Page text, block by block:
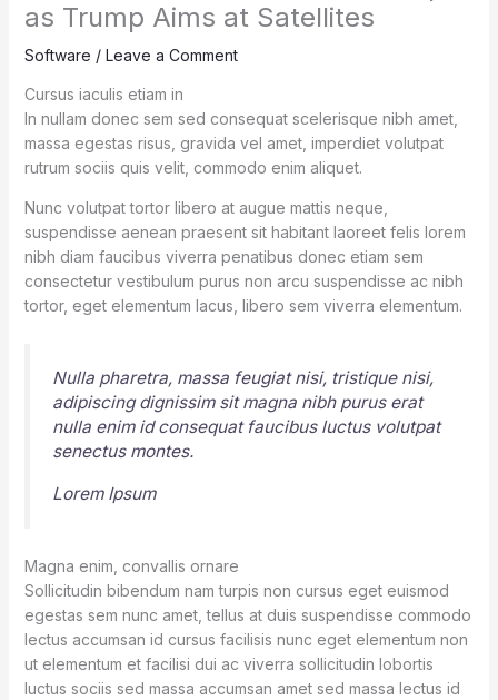
as Trump Aims at Satellites
Software / Leave a Comment
Cursus iaculis etiam in
In nullam donec sem sed consequat scelerisque nibh amet,
massa egestas risus, gravida vel amet, imperdiet volutpat
rutrum sociis quis velit, commodo enim aliquet.
Nunc volutpat tortor libero at augue mattis neque,
suspendisse aenean praesent sit habitant laoreet felis lorem
nibh diam faucibus viverra penatibus donec etiam sem
consectetur vestibulum purus non arcu suspendisse ac nibh
tortor, eget elementum lacus, libero sem viverra elementum.
Nulla pharetra, massa feugiat nisi, tristique nisi,
adipiscing dignissim sit magna nibh purus erat
nulla enim id consequat faucibus luctus volutpat
senectus montes.
Lorem Ipsum
Magna enim, convallis ornare
Sollicitudin bibendum nam turpis non cursus eget euismod
egestas sem nunc amet, tellus at duis suspendisse commodo
lectus accumsan id cursus facilisis nunc eget elementum non
ut elementum et facilisi dui ac viverra sollicitudin lobortis
luctus sociis sed massa accumsan amet sed massa lectus id